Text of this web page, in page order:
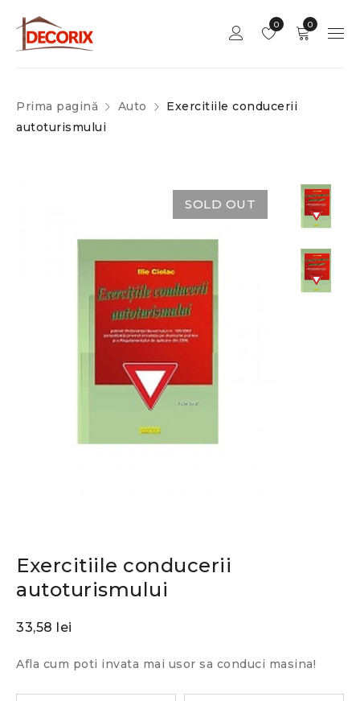
0
0
Prima pagină Auto
Exercitiile conducerii
autoturismului
SOLD OUT
Exercitiile conducerii
autoturismului
33,58 lei
Afla cum poti invata mai usor sa conduci masina!